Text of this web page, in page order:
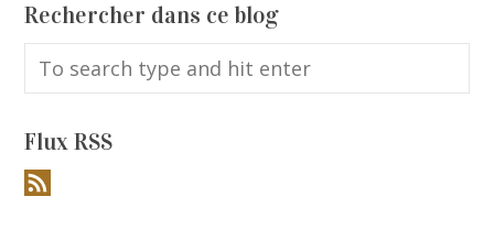
Rechercher dans ce blog
Flux RSS